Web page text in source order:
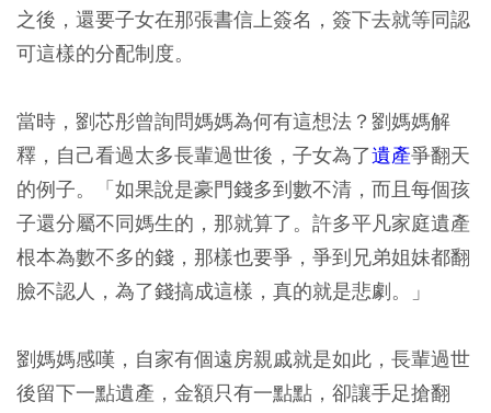
之後，還要子女在那張書信上簽名，簽下去就等同認
可這樣的分配制度。
當時，劉芯彤曾詢問媽媽為何有這想法？劉媽媽解
釋，自己看過太多長輩過世後，子女為了遺產爭翻天
的例子。
「如果說是豪門錢多到數不清，而且每個孩
子還分屬不同媽生的，那就算了。許多平凡家庭遺產
根本為數不多的錢，那樣也要爭，爭到兄弟姐妹都翻
臉不認人，為了錢搞成這樣，真的就是悲劇。」
劉媽媽感嘆，自家有個遠房親戚就是如此，長輩過世
後留下一點遺產，金額只有一點點，卻讓手足搶翻